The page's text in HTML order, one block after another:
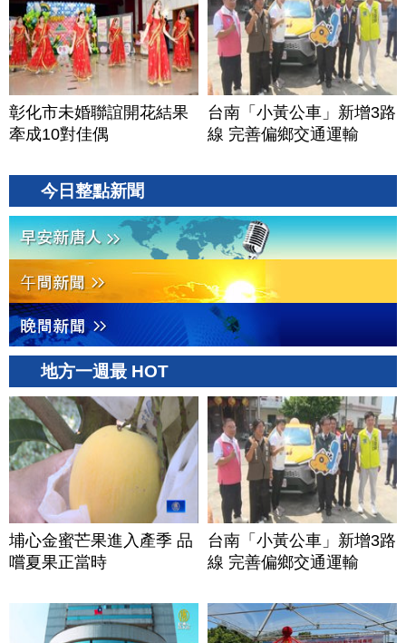
彰化市未婚聯誼開花結果
牽成10對佳偶
台南「小黃公車」新增3路
線 完善偏鄉交通運輸
今日整點新聞
地方一週最 HOT
埔心金蜜芒果進入產季 品
嚐夏果正當時
台南「小黃公車」新增3路
線 完善偏鄉交通運輸